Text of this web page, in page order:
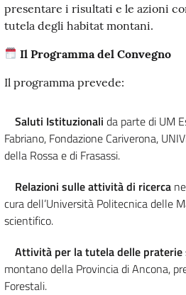
presentare i risultati e le azioni
tutela degli habitat montani.
Il Programma del Convegno
Il programma prevede:
Saluti Istituzionali da parte di UM
Fabriano, Fondazione Cariverona,
della Rossa e di Frasassi.
Relazioni sulle attività di ricerca
cura dell’Università Politecnica delle
scientifico.
Attività per la tutela delle praterie
montano della Provincia di Ancona,
Forestali.